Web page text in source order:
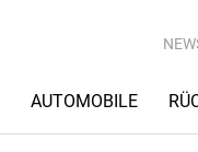
AUTOMOBILE